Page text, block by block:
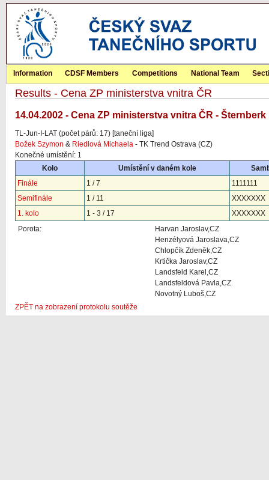
Information CDSF Members Competitions National Team
Results - Cena ZP ministerstva vnitra ČR
14.04.2002 - Cena ZP ministerstva vnitra ČR - Šternberk
TL-Jun-I-LAT (počet párů: 17) [taneční liga]
Božek Szymon & Riedlová Michaela - TK Trend Ostrava (CZ)
Konečné umístění: 1
Kolo
Umístění v daném kole
Finále
1 / 7
1111111
Semifinále
1 / 11
XXXXXXX
1. kolo
1 - 3 / 17
XXXXXXX
Porota:
Harvan Jaroslav,CZ
Henzélyová Jaroslava,CZ
Chlopčík Zdeněk,CZ
Krtička Jaroslav,CZ
Landsfeld Karel,CZ
Landsfeldová Pavla,CZ
Novotný Luboš,CZ
ZPĚT na zobrazení protokolu soutěže